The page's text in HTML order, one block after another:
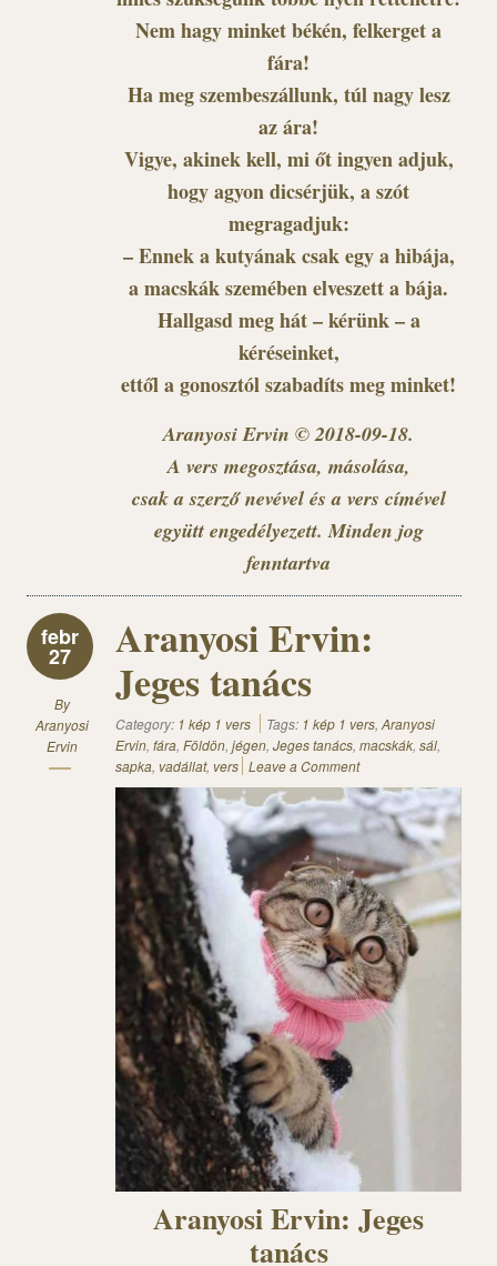
Nem hagy minket békén, felkerget a
fára!
Ha meg szembeszállunk, túl nagy lesz
az ára!
Vigye, akinek kell, mi őt ingyen adjuk,
hogy agyon dicsérjük, a szót
megragadjuk:
– Ennek a kutyának csak egy a hibája,
a macskák szemében elveszett a bája.
Hallgasd meg hát – kérünk – a
kéréseinket,
ettől a gonosztól szabadíts meg minket!
Aranyosi Ervin © 2018-09-18.
A vers megosztása, másolása,
csak a szerző nevével és a vers címével
együtt engedélyezett. Minden jog
fenntartva
febr
27
By
Aranyosi
Ervin
Aranyosi Ervin:
Jeges tanács
Category: 1 kép 1 vers Tags: 1 kép 1 vers,Aranyosi
Ervin, fára, Földön, jégen, Jeges tanács, macskák, sál,
sapka, vadállat, vers Leave a Comment
Aranyosi Ervin: Jeges
tanács